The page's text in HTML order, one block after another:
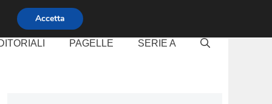
PAGELLE SERIE A
Accetta